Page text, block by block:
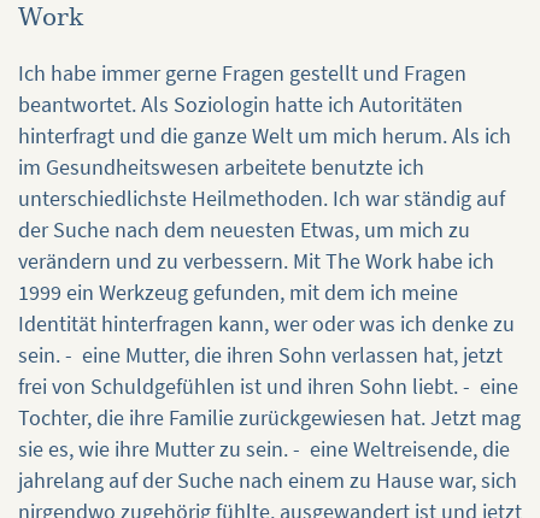
Work
Ich habe immer gerne Fragen gestellt und Fragen
beantwortet. Als Soziologin hatte ich Autoritäten
hinterfragt und die ganze Welt um mich herum. Als ich
im Gesundheitswesen arbeitete benutzte ich
unterschiedlichste Heilmethoden. Ich war ständig auf
der Suche nach dem neuesten Etwas, um mich zu
verändern und zu verbessern. Mit The Work habe ich
1999 ein Werkzeug gefunden, mit dem ich meine
Identität hinterfragen kann, wer oder was ich denke zu
sein. - eine Mutter, die ihren Sohn verlassen hat, jetzt
frei von Schuldgefühlen ist und ihren Sohn liebt. - eine
Tochter, die ihre Familie zurückgewiesen hat. Jetzt mag
sie es, wie ihre Mutter zu sein. - eine Weltreisende, die
jahrelang auf der Suche nach einem zu Hause war, sich
nirgendwo zugehörig fühlte, ausgewandert ist und jetzt